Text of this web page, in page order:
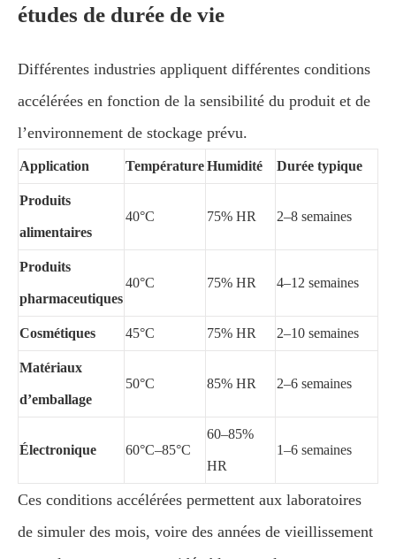
études de durée de vie
Différentes industries appliquent différentes conditions
accélérées en fonction de la sensibilité du produit et de
l’environnement de stockage prévu.
Application TempératureHumidité Durée typique
Produits
alimentaires
40°C 75% HR 2–8 semaines
Produits
pharmaceutiques
40°C 75% HR 4–12 semaines
Cosmétiques 45°C 75% HR 2–10 semaines
Matériaux
d’emballage
50°C 85% HR 2–6 semaines
Électronique 60°C–85°C
60–85%
HR
1–6 semaines
Ces conditions accélérées permettent aux laboratoires
de simuler des mois, voire des années de vieillissement